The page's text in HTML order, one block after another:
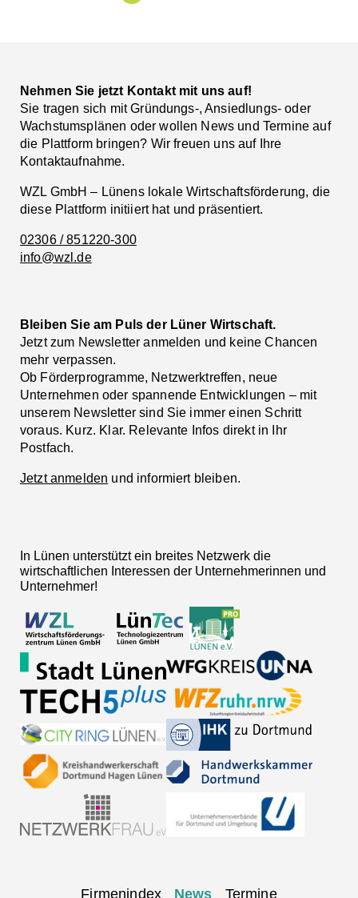
Sport
Nehmen Sie jetzt Kontakt mit uns auf!
Sie tragen sich mit Gründungs-, Ansiedlungs- oder
Wachstumsplänen oder wollen News und Termine auf
die Plattform bringen? Wir freuen uns auf Ihre
Kontaktaufnahme.
WZL GmbH – Lünens lokale Wirtschaftsförderung, die
diese Plattform initiiert hat und präsentiert.
02306 / 851220-300
info@wzl.de
Bleiben Sie am Puls der Lüner Wirtschaft.
Jetzt zum Newsletter anmelden und keine Chancen
mehr verpassen.
Ob Förderprogramme, Netzwerktreffen, neue
Unternehmen oder spannende Entwicklungen – mit
unserem Newsletter sind Sie immer einen Schritt
voraus. Kurz. Klar. Relevante Infos direkt in Ihr
Postfach.
Jetzt anmelden und informiert bleiben.
In Lünen unterstützt ein breites Netzwerk die
wirtschaftlichen Interessen der Unternehmerinnen und
Unternehmer!
Firmenindex News Termine